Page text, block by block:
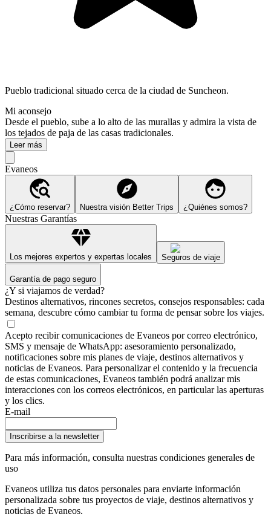
Pueblo tradicional situado cerca de la ciudad de Suncheon.
Mi aconsejo
Desde el pueblo, sube a lo alto de las murallas y admira la vista de
los tejados de paja de las casas tradicionales.
Leer más
Evaneos
¿Cómo reservar? Nuestra visión Better Trips ¿Quiénes somos?
Nuestras Garantías
Los mejores expertos y expertas locales Seguros de viaje
Garantía de pago seguro
¿Y si viajamos de verdad?
Destinos alternativos, rincones secretos, consejos responsables: cada
semana, descubre cómo cambiar tu forma de pensar sobre los viajes.
Acepto recibir comunicaciones de Evaneos por correo electrónico,
SMS y mensaje de WhatsApp: asesoramiento personalizado,
notificaciones sobre mis planes de viaje, destinos alternativos y
noticias de Evaneos. Para personalizar el contenido y la frecuencia
de estas comunicaciones, Evaneos también podrá analizar mis
interacciones con los correos electrónicos, en particular las aperturas
y los clics.
E-mail
Inscribirse a la newsletter
Para más información, consulta nuestras condiciones generales de
uso
Evaneos utiliza tus datos personales para enviarte información
personalizada sobre tus proyectos de viaje, destinos alternativos y
noticias de Evaneos.